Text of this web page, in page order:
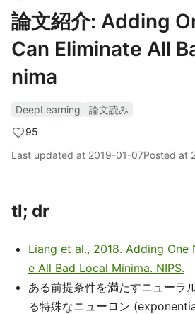
論文紹介: Adding
Can Eliminate All
nima
DeepLearning
論文読み
95
Last updated at 2019-01-07Posted at
tl; dr
Liang et al., 2018. Adding One
e All Bad Local Minima. NIPS.
ある前提条件を満たすニューラ
る特殊なニューロン